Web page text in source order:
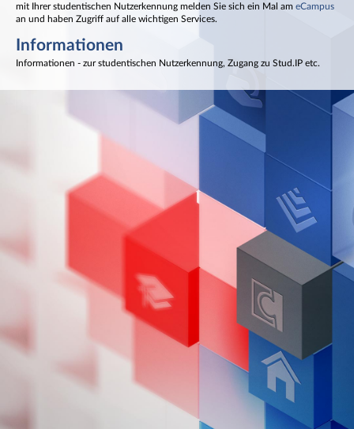
mit Ihrer studentischen Nutzerkennung melden Sie sich ein Mal am eCampus
an und haben Zugriff auf alle wichtigen Services.
Informationen
Informationen - zur studentischen Nutzerkennung, Zugang zu Stud.IP etc.